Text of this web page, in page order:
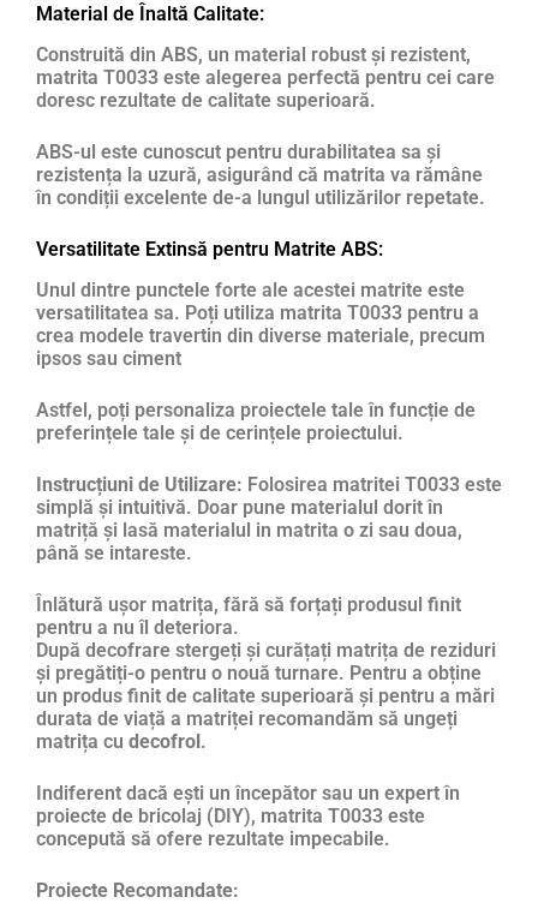
Material de Înaltă Calitate:
Construită din ABS, un material robust și rezistent,
matrita T0033 este alegerea perfectă pentru cei care
doresc rezultate de calitate superioară.
ABS-ul este cunoscut pentru durabilitatea sa și
rezistența la uzură, asigurând că matrita va rămâne
în condiții excelente de-a lungul utilizărilor repetate.
Versatilitate Extinsă pentru Matrite ABS:
Unul dintre punctele forte ale acestei matrite este
versatilitatea sa. Poți utiliza matrita T0033 pentru a
crea modele travertin din diverse materiale, precum
ipsos sau ciment
Astfel, poți personaliza proiectele tale în funcție de
preferințele tale și de cerințele proiectului.
Instrucțiuni de Utilizare: Folosirea matritei T0033 este
simplă și intuitivă. Doar pune materialul dorit în
matriță și lasă materialul in matrita o zi sau doua,
până se intareste.
Înlătură ușor matrița, fără să forțați produsul finit
pentru a nu îl deteriora.
După decofrare stergeți și curățați matrița de reziduri
și pregătiți-o pentru o nouă turnare. Pentru a obține
un produs finit de calitate superioară și pentru a mări
durata de viață a matriței recomandăm să ungeți
matrița cu decofrol.
Indiferent dacă ești un începător sau un expert în
proiecte de bricolaj (DIY), matrita T0033 este
concepută să ofere rezultate impecabile.
Proiecte Recomandate: